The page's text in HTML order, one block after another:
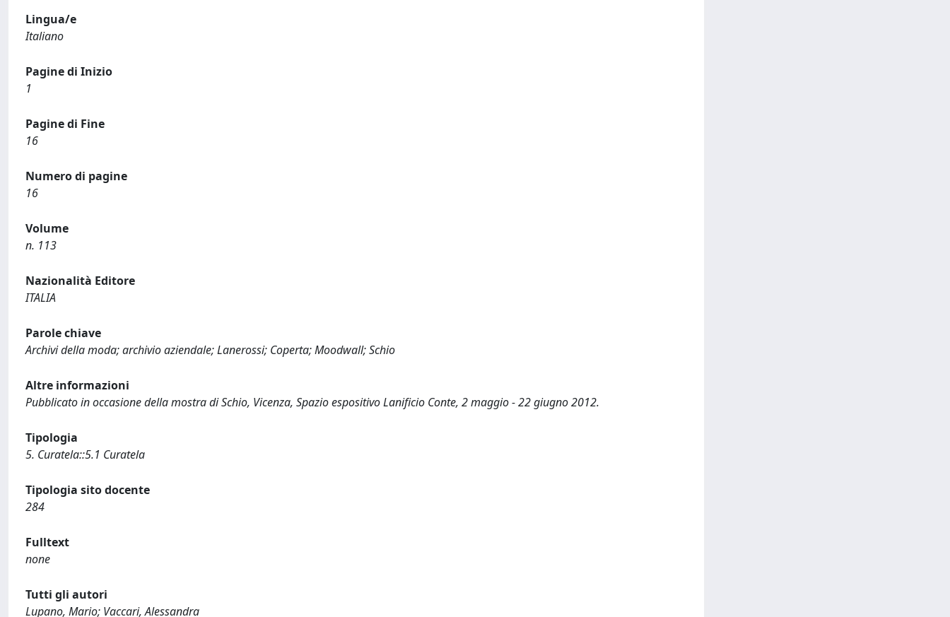
Lingua/e
Italiano
Pagine di Inizio
1
Pagine di Fine
16
Numero di pagine
16
Volume
n. 113
Nazionalità Editore
ITALIA
Parole chiave
Archivi della moda; archivio aziendale; Lanerossi; Coperta; Moodwall; Schio
Altre informazioni
Pubblicato in occasione della mostra di Schio, Vicenza, Spazio espositivo Lanificio Conte, 2 maggio - 22 giugno 2012.
Tipologia
5. Curatela::5.1 Curatela
Tipologia sito docente
284
Fulltext
none
Tutti gli autori
Lupano, Mario; Vaccari, Alessandra